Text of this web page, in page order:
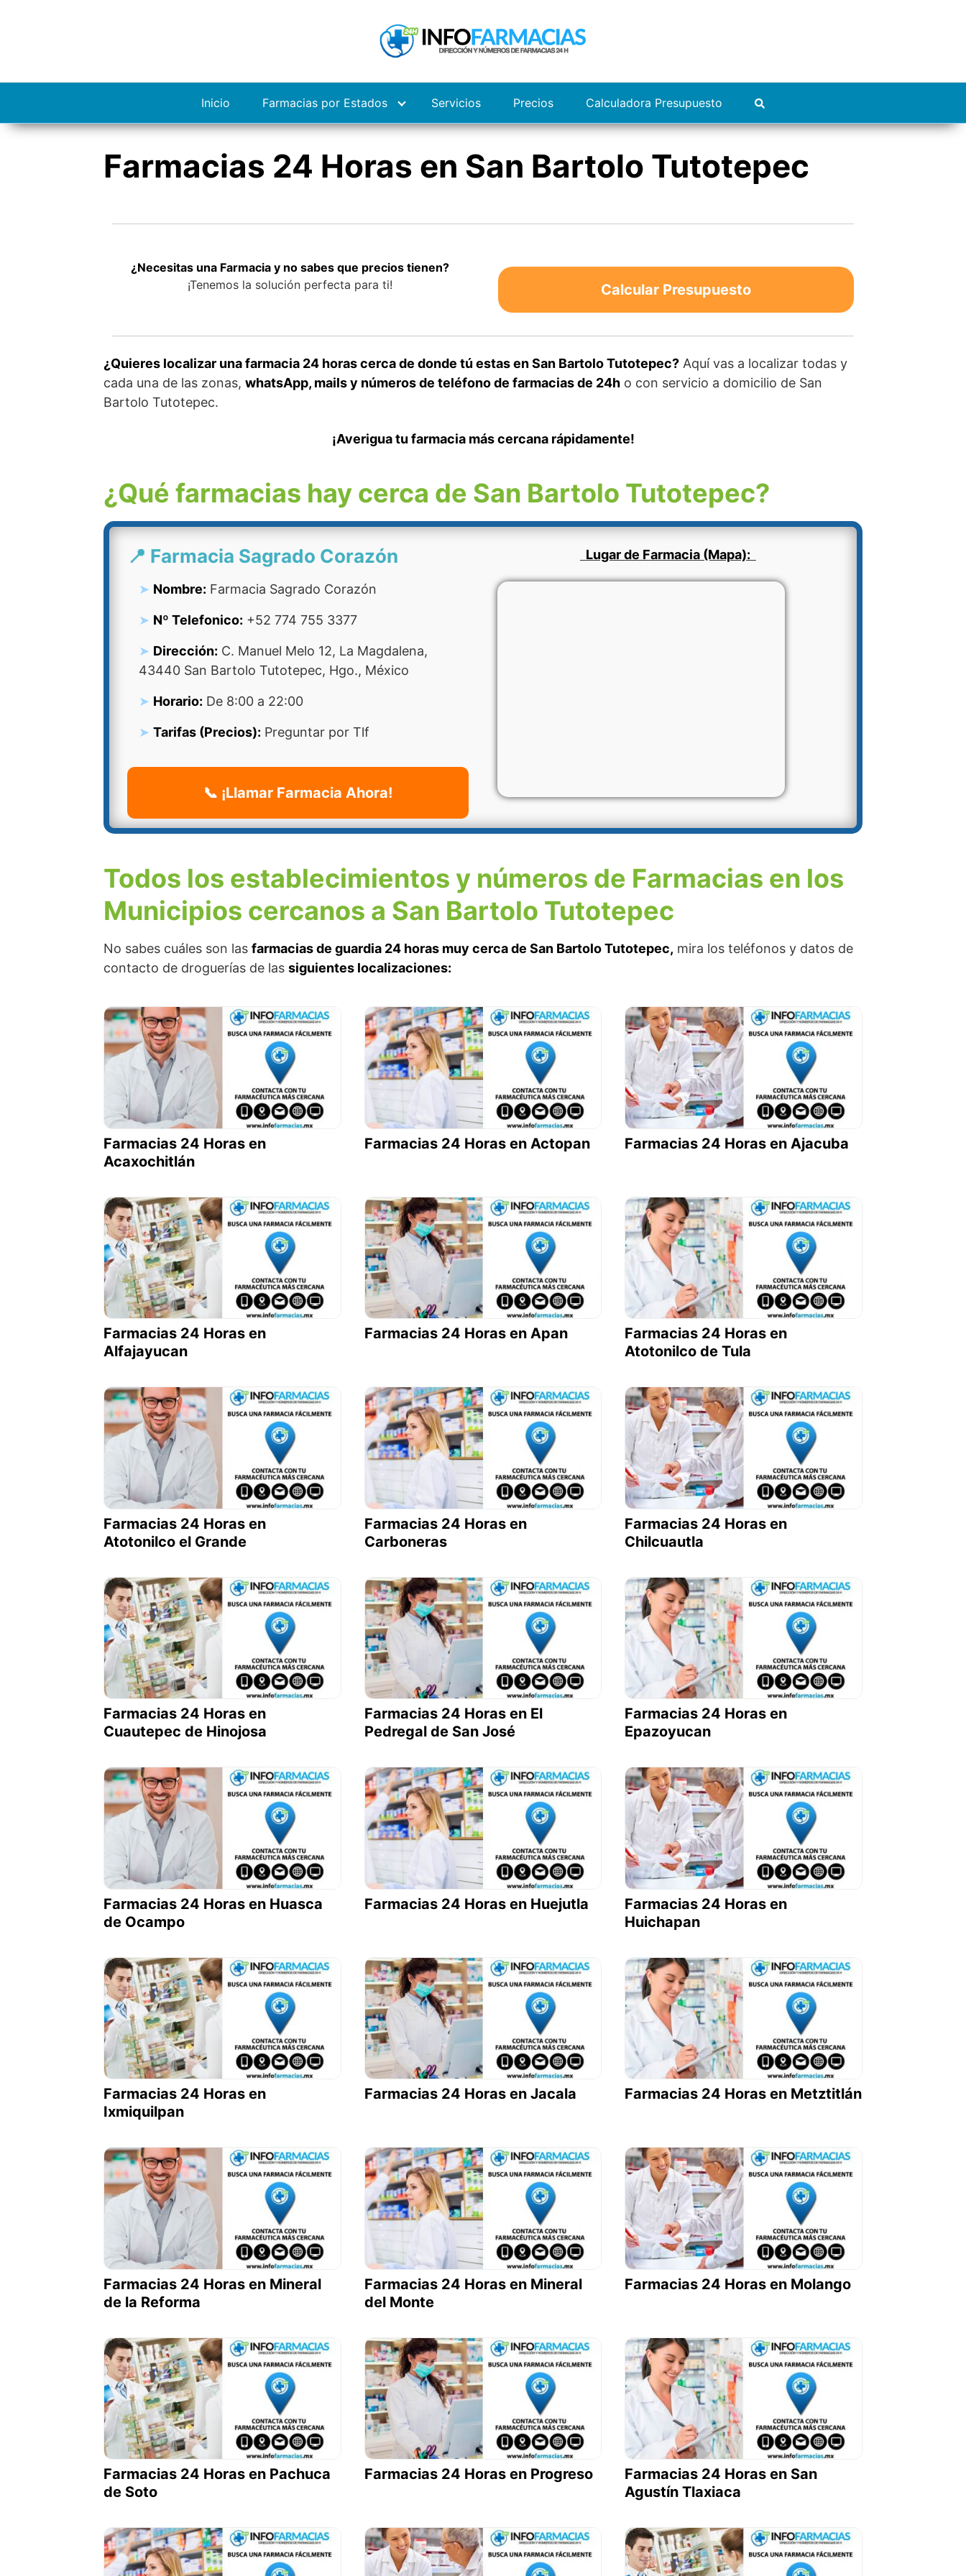
Inicio Farmacias por Estados Servicios Precios Calculadora Presupuesto
Farmacias 24 Horas en San Bartolo Tutotepec
¿Necesitas una Farmacia y no sabes que precios tienen?
¡Tenemos la solución perfecta para ti!
Calcular Presupuesto
¿Quieres localizar una farmacia 24 horas cerca de donde tú estas en San Bartolo Tutotepec? Aquí vas a localizar todas y
cada una de las zonas, whatsApp, mails y números de teléfono de farmacias de 24h o con servicio a domicilio de San
Bartolo Tutotepec.
¡Averigua tu farmacia más cercana rápidamente!
¿Qué farmacias hay cerca de San Bartolo Tutotepec?
📍 Farmacia Sagrado Corazón
Nombre: Farmacia Sagrado Corazón
Nº Telefonico: +52 774 755 3377
Dirección: C. Manuel Melo 12, La Magdalena,
43440 San Bartolo Tutotepec, Hgo., México
Horario: De 8:00 a 22:00
Tarifas (Precios): Preguntar por Tlf
📞 ¡Llamar Farmacia Ahora!
Lugar de Farmacia (Mapa):
Todos los establecimientos y números de Farmacias en los
Municipios cercanos a San Bartolo Tutotepec
No sabes cuáles son las farmacias de guardia 24 horas muy cerca de San Bartolo Tutotepec, mira los teléfonos y datos de
contacto de droguerías de las siguientes localizaciones:
Farmacias 24 Horas en
Acaxochitlán
Farmacias 24 Horas en Actopan Farmacias 24 Horas en Ajacuba
Farmacias 24 Horas en
Alfajayucan
Farmacias 24 Horas en Apan
Farmacias 24 Horas en
Atotonilco de Tula
Farmacias 24 Horas en
Atotonilco el Grande
Farmacias 24 Horas en
Carboneras
Farmacias 24 Horas en
Chilcuautla
Farmacias 24 Horas en
Cuautepec de Hinojosa
Farmacias 24 Horas en El
Pedregal de San José
Farmacias 24 Horas en
Epazoyucan
Farmacias 24 Horas en Huasca
de Ocampo
Farmacias 24 Horas en Huejutla
Farmacias 24 Horas en
Huichapan
Farmacias 24 Horas en
Ixmiquilpan
Farmacias 24 Horas en Jacala Farmacias 24 Horas en Metztitlán
Farmacias 24 Horas en Mineral
de la Reforma
Farmacias 24 Horas en Mineral
del Monte
Farmacias 24 Horas en Molango
Farmacias 24 Horas en Pachuca
de Soto
Farmacias 24 Horas en Progreso
Farmacias 24 Horas en San
Agustín Tlaxiaca